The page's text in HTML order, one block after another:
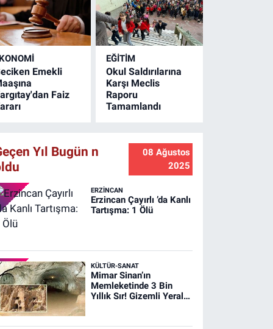
aralıksız
Ulaşımda
artıyor.
Emekli
Faiz
EĞİTİM
Okul Saldırılarına
Karşı Meclis
Raporu
Tamamlandı
Yıl Bugün n
08 Ağustos
2025
ERZINCAN
Erzincan Çayırlı ’da Kanlı
Tartışma: 1 Ölü
KÜLTÜR-SANAT
Mimar Sinan’ın
Memleketinde 3 Bin
Yıllık Sır! Gizemli Yeraltı